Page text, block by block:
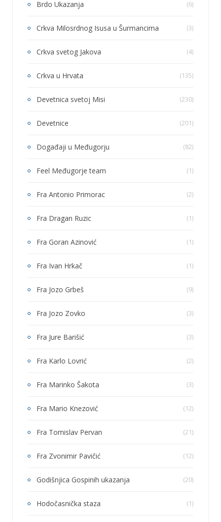
Brdo Ukazanja (6)
Crkva Milosrdnog Isusa u Šurmancima (3)
Crkva svetog Jakova (4)
Crkva u Hrvata (135)
Devetnica svetoj Misi (230)
Devetnice (201)
Događaji u Međugorju (82)
Feel Međugorje team (1)
Fra Antonio Primorac (2)
Fra Dragan Ruzic (1)
Fra Goran Azinović (1)
Fra Ivan Hrkač (1)
Fra Jozo Grbeš (9)
Fra Jozo Zovko (3)
Fra Jure Barišić (3)
Fra Karlo Lovrić (2)
Fra Marinko Šakota (3)
Fra Mario Knezović (12)
Fra Tomislav Pervan (21)
Fra Zvonimir Pavičić (12)
Godišnjica Gospinih ukazanja (20)
Hodočasnička staza (1)